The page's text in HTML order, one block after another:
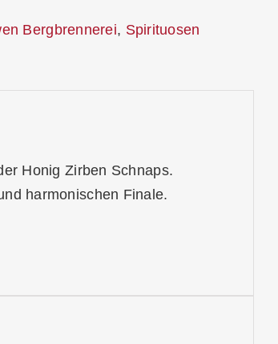
Bergbrennerei, Spirituosen
Honig Zirben Schnaps.
harmonischen Finale.